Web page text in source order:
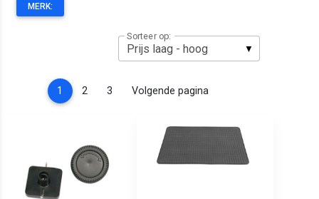
MERK:
Sorteer op:
1 (current)
2 3 Volgende pagina